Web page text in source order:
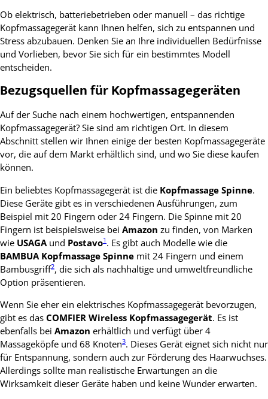
Ob elektrisch, batteriebetrieben oder manuell – das richtige
Kopfmassagegerät kann Ihnen helfen, sich zu entspannen und
Stress abzubauen. Denken Sie an Ihre individuellen Bedürfnisse
und Vorlieben, bevor Sie sich für ein bestimmtes Modell
entscheiden.
Bezugsquellen für Kopfmassagegeräten
Auf der Suche nach einem hochwertigen, entspannenden
Kopfmassagegerät? Sie sind am richtigen Ort. In diesem
Abschnitt stellen wir Ihnen einige der besten Kopfmassagegeräte
vor, die auf dem Markt erhältlich sind, und wo Sie diese kaufen
können.
Ein beliebtes Kopfmassagegerät ist die Kopfmassage Spinne.
Diese Geräte gibt es in verschiedenen Ausführungen, zum
Beispiel mit 20 Fingern oder 24 Fingern. Die Spinne mit 20
Fingern ist beispielsweise bei Amazon zu finden, von Marken
wie USAGA und Postavo1 . Es gibt auch Modelle wie die
BAMBUA Kopfmassage Spinne mit 24 Fingern und einem
Bambusgriff2, die sich als nachhaltige und umweltfreundliche
Option präsentieren.
Wenn Sie eher ein elektrisches Kopfmassagegerät bevorzugen,
gibt es das COMFIER Wireless Kopfmassagegerät. Es ist
ebenfalls bei Amazon erhältlich und verfügt über 4
Massageköpfe und 68 Knoten3. Dieses Gerät eignet sich nicht nur
für Entspannung, sondern auch zur Förderung des Haarwuchses.
Allerdings sollte man realistische Erwartungen an die
Wirksamkeit dieser Geräte haben und keine Wunder erwarten.